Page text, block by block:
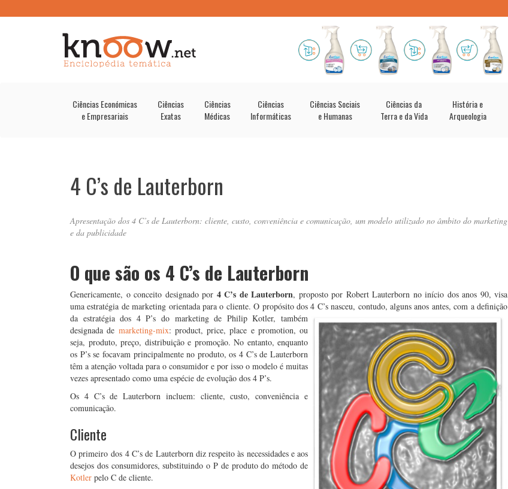
Ciências Económicas
e Empresariais
Ciências
Exatas
Ciências
Médicas
Ciências
Informáticas
Ciências Sociais
e Humanas
Ciências da
Terra e da Vida
História e
Arqueologia
4 C’s de Lauterborn
Apresentação dos 4 C’s de Lauterborn: cliente, custo, conveniência e comunicação, um modelo utilizado no âmbito do marketing
e da publicidade
O que são os 4 C’s de Lauterborn
Genericamente, o conceito designado por 4 C’s de Lauterborn, proposto por Robert Lauterborn no início dos anos 90, visa
uma estratégia de marketing orientada para o cliente. O propósito dos 4 C’s nasceu, contudo, alguns anos antes, com a definição
da estratégia dos 4 P’s do marketing de Philip Kotler, também
designada de marketing-mix: product, price, place e promotion, ou
seja, produto, preço, distribuição e promoção. No entanto, enquanto
os P’s se focavam principalmente no produto, os 4 C’s de Lauterborn
têm a atenção voltada para o consumidor e por isso o modelo é muitas
vezes apresentado como uma espécie de evolução dos 4 P’s.
Os 4 C’s de Lauterborn incluem: cliente, custo, conveniência e
comunicação.
Cliente
O primeiro dos 4 C’s de Lauterborn diz respeito às necessidades e aos
desejos dos consumidores, substituindo o P de produto do método de
Kotler pelo C de cliente.